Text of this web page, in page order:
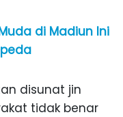
di Madiun Ini
disunat jin
tidak benar